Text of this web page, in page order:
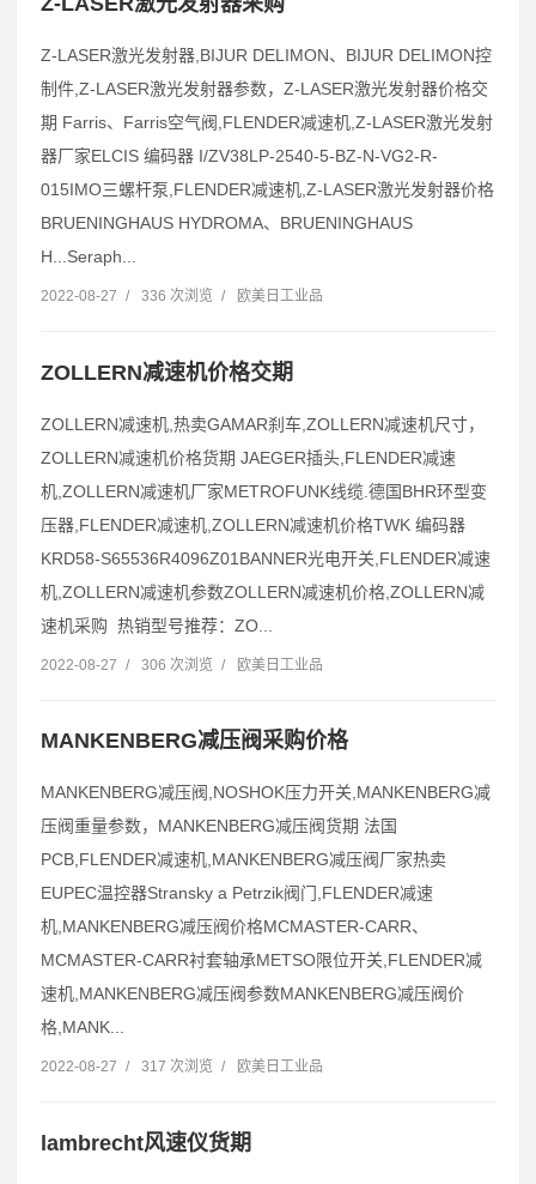
Z-LASER激光发射器,BIJUR DELIMON、BIJUR DELIMON控
制件,Z-LASER激光发射器参数，Z-LASER激光发射器价格交
期 Farris、Farris空气阀,FLENDER减速机,Z-LASER激光发射
器厂家ELCIS 编码器 I/ZV38LP-2540-5-BZ-N-VG2-R-
015IMO三螺杆泵,FLENDER减速机,Z-LASER激光发射器价格
BRUENINGHAUS HYDROMA、BRUENINGHAUS
H...Seraph...
2022-08-27 / 336 次浏览 / 欧美日工业品
ZOLLERN减速机价格交期
ZOLLERN减速机,热卖GAMAR刹车,ZOLLERN减速机尺寸，
ZOLLERN减速机价格货期 JAEGER插头,FLENDER减速
机,ZOLLERN减速机厂家METROFUNK线缆.德国BHR环型变
压器,FLENDER减速机,ZOLLERN减速机价格TWK 编码器
KRD58-S65536R4096Z01BANNER光电开关,FLENDER减速
机,ZOLLERN减速机参数ZOLLERN减速机价格,ZOLLERN减
速机采购 热销型号推荐：ZO...
2022-08-27 / 306 次浏览 / 欧美日工业品
MANKENBERG减压阀采购价格
MANKENBERG减压阀,NOSHOK压力开关,MANKENBERG减
压阀重量参数，MANKENBERG减压阀货期 法国
PCB,FLENDER减速机,MANKENBERG减压阀厂家热卖
EUPEC温控器Stransky a Petrzik阀门,FLENDER减速
机,MANKENBERG减压阀价格MCMASTER-CARR、
MCMASTER-CARR衬套轴承METSO限位开关,FLENDER减
速机,MANKENBERG减压阀参数MANKENBERG减压阀价
格,MANK...
2022-08-27 / 317 次浏览 / 欧美日工业品
lambrecht风速仪货期